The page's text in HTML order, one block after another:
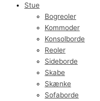
Stue
Bogreoler
Kommoder
Konsolborde
Reoler
Sideborde
Skabe
Skænke
Sofaborde